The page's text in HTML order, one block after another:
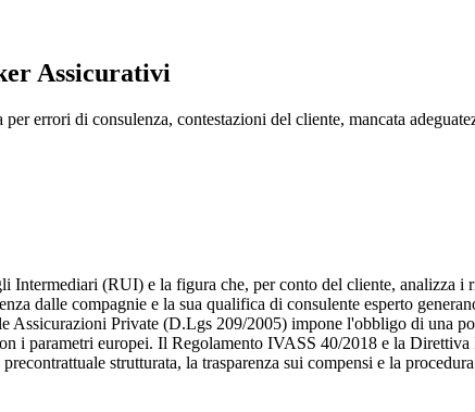
Assicurativi
errori di consulenza, contestazioni del cliente, mancata
(RUI) e la figura che, per conto del cliente, analizza i
dalle compagnie e la sua qualifica di consulente esperto
Private (D.Lgs 209/2005) impone l'obbligo di una
i parametri europei. Il Regolamento IVASS 40/2018 e la
strutturata, la trasparenza sui compensi e la